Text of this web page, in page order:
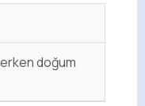
doğum